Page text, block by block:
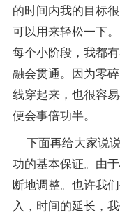
的时间内我的目标
可以用来轻松一下
每个小阶段，我都
融会贯通。因为零
线穿起来，也很容
便会事倍功半。
下面再给大家说
功的基本保证。由
断地调整。也许我
入，时间的延长，